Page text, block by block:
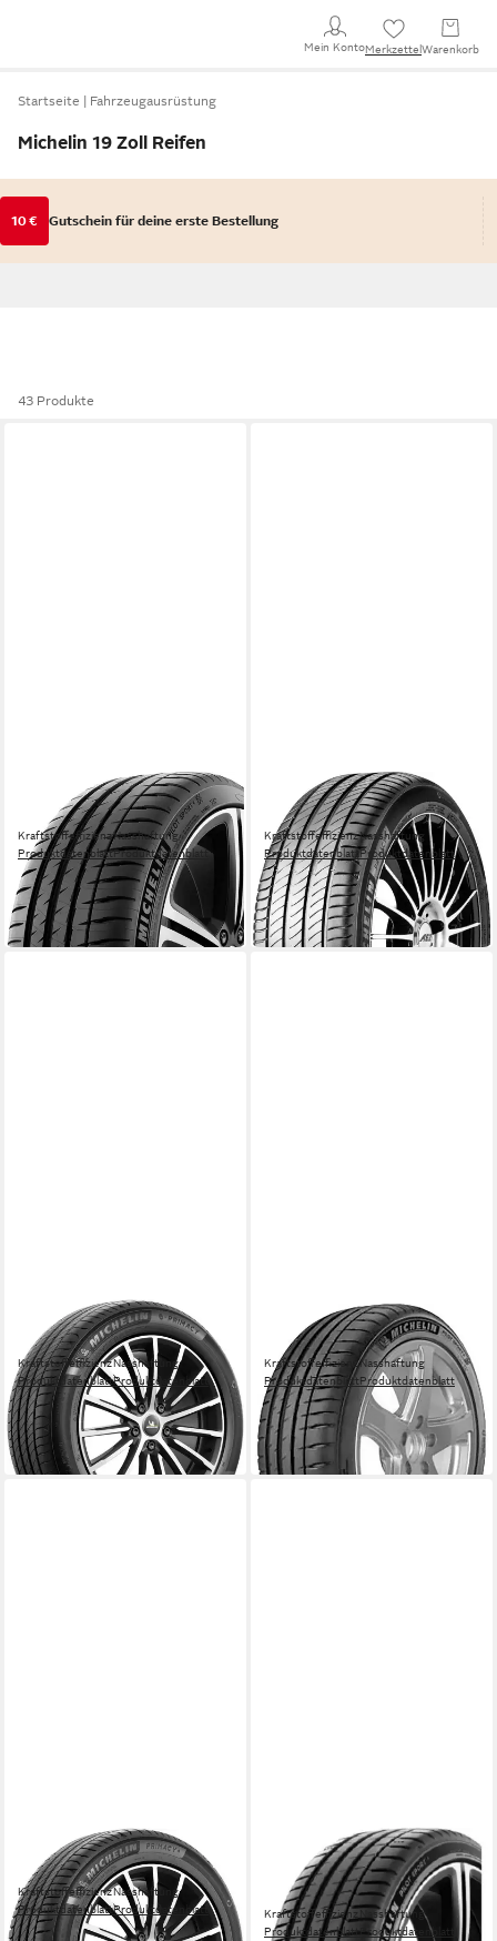
Mein KontoMerkzettel Warenkorb
Startseite Fahrzeugausrüstung
Michelin 19 Zoll Reifen
10 € Gutschein für deine erste Bestellung
43 Produkte
MICHELIN
Sommerreifen MICHELIN
Kraftstoffeffizienz
Produktdatenblatt
Nasshaftung
Produktdatenblatt
254,99 € UVP266,99 €
-4%
in 4-5 Werktagen bei dir
MICHELIN
Sommerreifen MICHELIN
Kraftstoffeffizienz
Produktdatenblatt
Nasshaftung
Produktdatenblatt
139,99 €
in 4-5 Werktagen bei dir
MICHELIN
Sommerreifen MICHELIN
Kraftstoffeffizienz
Produktdatenblatt
Nasshaftung
Produktdatenblatt
ab 239,99 € UVP252,99 €
-5%
in 4-5 Werktagen bei dir
MICHELIN
Sommerreifen MICHELIN
Kraftstoffeffizienz
Produktdatenblatt
Nasshaftung
Produktdatenblatt
ab 274,99 € UVP 287,99 €
-5%
in 4-5 Werktagen bei dir
MICHELIN
Sommerreifen MICHELIN
Kraftstoffeffizienz
Produktdatenblatt
Nasshaftung
Produktdatenblatt
ab 279,99 € UVP291,99 €
MICHELIN
Sommerreifen PILOT SPORT
Kraftstoffeffizienz
Produktdatenblatt
Nasshaftung
Produktdatenblatt